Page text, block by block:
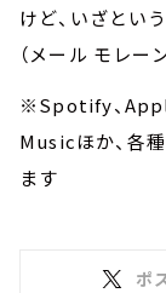
けど、いざとい
（メール モレー
※Spotify、
Musicほか、各
ます
ポ